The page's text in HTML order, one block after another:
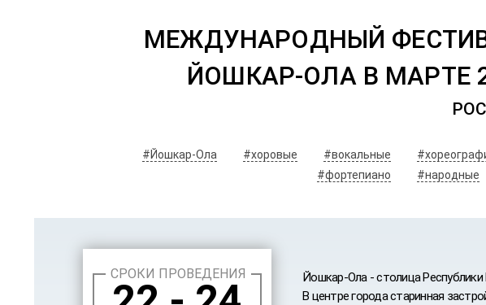
МЕЖДУНАРОДНЫЙ
ЙОШКАР-ОЛА В МАРТЕ
#Йошкар-Ола #хоровые #вокальные
#фортепиано
#народные
СРОКИ ПРОВЕДЕНИЯ
Йошкар-Ола - столица
В центре города старинная